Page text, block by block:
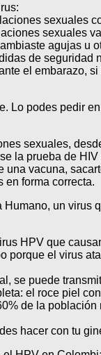
sexuales
sexuales
agujas u
de seguridad
el embarazo,
Lo podes pedir
sexuales,
la prueba de
una vacuna,
en forma correcta.
un virus
HPV que
porque el virus
se puede
el roce piel
de la
hacer con tu